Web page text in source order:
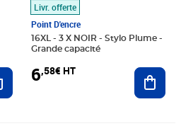
Ajouter au panier
Livr. offerte
Point D'encre
16XL - 3 X NOIR - Stylo Plume -
Grande capacité
6,58€ HT